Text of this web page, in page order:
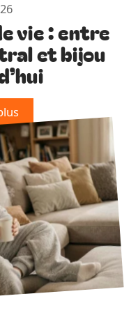
vie : entre
et bijou